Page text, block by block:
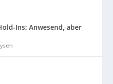
Ins: Anwesend, aber